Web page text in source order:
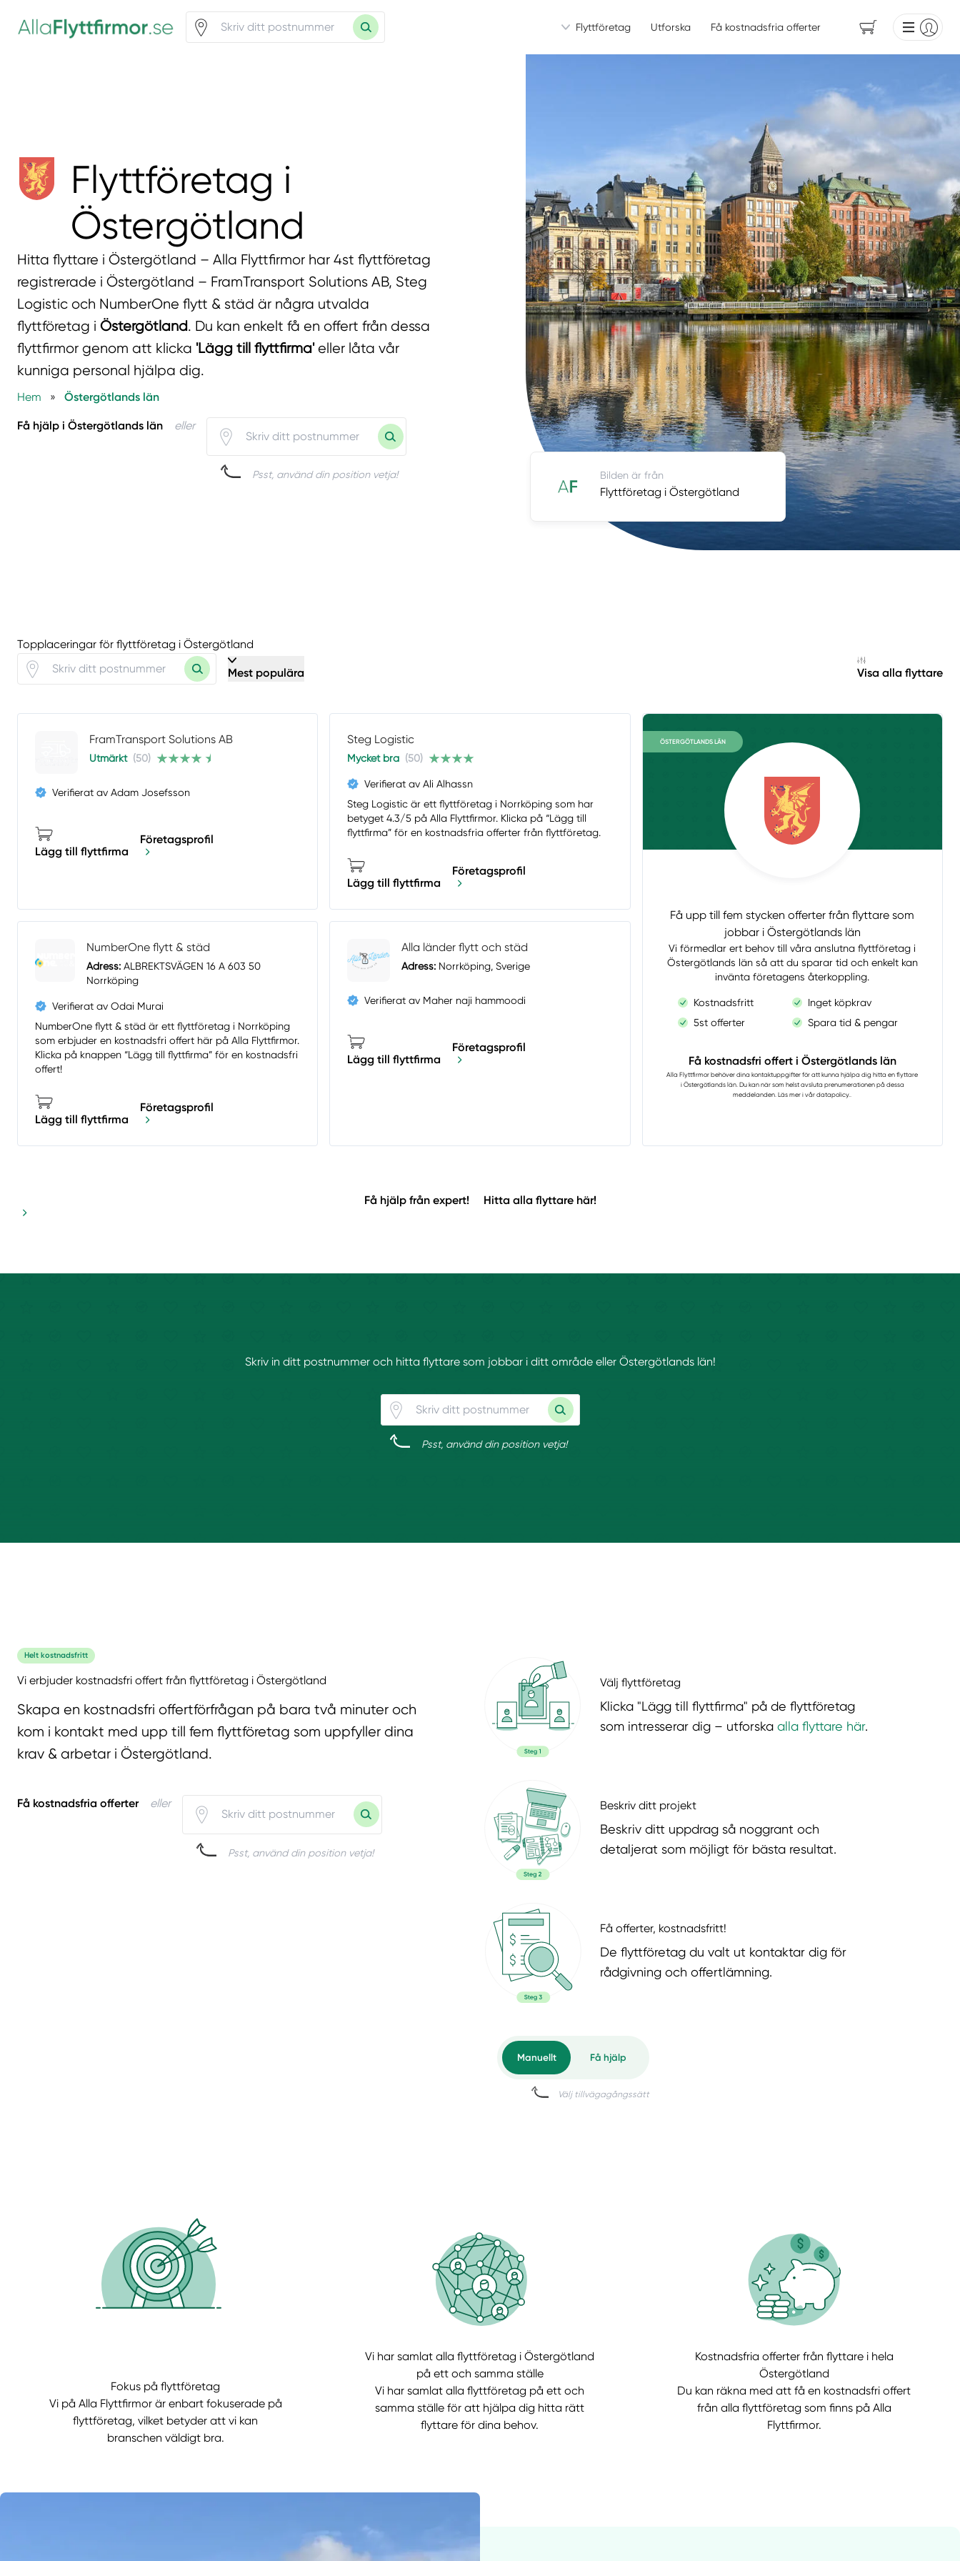
Flyttföretag Utforska Få kostnadsfria offerter
Flyttföretag i
Östergötland
Hitta flyttare i Östergötland – Alla Flyttfirmor har 4st flyttföretag
registrerade i Östergötland – FramTransport Solutions AB, Steg
Logistic och NumberOne flytt & städ är några utvalda
flyttföretag i Östergötland. Du kan enkelt få en offert från dessa
flyttfirmor genom att klicka 'Lägg till flyttfirma'eller låta vår
kunniga personal hjälpa dig.
Hem » Östergötlands län
Få hjälp i Östergötlands län eller
Psst, använd din position vetja! Bilden är från
Flyttföretag i Östergötland
Topplaceringar för flyttföretag i Östergötland
Mest populära Visa alla flyttare
FramTransport Solutions AB
Utmärkt (50)
Verifierat av Adam Josefsson
Lägg till flyttfirma
Företagsprofil
Steg Logistic
Mycket bra (50)
Verifierat av Ali Alhassn
Steg Logistic är ett flyttföretag i Norrköping som har
betyget 4.3/5 på Alla Flyttfirmor. Klicka på “Lägg till
flyttfirma” för en kostnadsfria offerter från flyttföretag.
Lägg till flyttfirma
Företagsprofil
ÖSTERGÖTLANDS LÄN
Få upp till fem stycken offerter från flyttare som
jobbar i Östergötlands län
Vi förmedlar ert behov till våra anslutna flyttföretag i
Östergötlands län så att du sparar tid och enkelt kan
invänta företagens återkoppling.
Kostnadsfritt
Inget köpkrav
5st offerter
Spara tid & pengar
Få kostnadsfri offert i Östergötlands län
Alla Flyttfirmor behöver dina kontaktuppgifter för att kunna hjälpa dig hitta en flyttare
i Östergötlands län. Du kan när som helst avsluta prenumerationen på dessa
meddelanden. Läs mer i vårdatapolicy..
NumberOne flytt & städ
Adress:ALBREKTSVÄGEN 16 A 603 50
Norrköping
Verifierat av Odai Murai
NumberOne flytt & städ är ett flyttföretag i Norrköping
som erbjuder en kostnadsfri offert här på Alla Flyttfirmor.
Klicka på knappen “Lägg till flyttfirma” för en kostnadsfri
offert!
Lägg till flyttfirma
Företagsprofil
Alla länder flytt och städ
Adress: Norrköping, Sverige
Verifierat av Maher naji hammoodi
Lägg till flyttfirma
Företagsprofil
Få hjälp från expert! Hitta alla flyttare här!
Skriv in ditt postnummer och hitta flyttare som jobbar i ditt område eller Östergötlands län!
Psst, använd din position vetja!
Helt kostnadsfritt
Vi erbjuder kostnadsfri offert från flyttföretag i Östergötland
Skapa en kostnadsfri offertförfrågan på bara två minuter och
kom i kontakt med upp till fem flyttföretag som uppfyller dina
krav & arbetar i Östergötland.
Få kostnadsfria offerter eller
Psst, använd din position vetja!
Välj flyttföretag
Klicka "Lägg till flyttfirma" på de flyttföretag
som intresserar dig – utforska alla flyttare här.
Beskriv ditt projekt
Beskriv ditt uppdrag så noggrant och
detaljerat som möjligt för bästa resultat.
Få offerter, kostnadsfritt!
De flyttföretag du valt ut kontaktar dig för
rådgivning och offertlämning.
Fokus på flyttföretag
Vi på Alla Flyttfirmor är enbart fokuserade på
flyttföretag, vilket betyder att vi kan
branschen väldigt bra.
Vi har samlat alla flyttföretag i Östergötland
på ett och samma ställe
Vi har samlat alla flyttföretag på ett och
samma ställe för att hjälpa dig hitta rätt
flyttare för dina behov.
Kostnadsfria offerter från flyttare i hela
Östergötland
Du kan räkna med att få en kostnadsfri offert
från alla flyttföretag som finns på Alla
Flyttfirmor.